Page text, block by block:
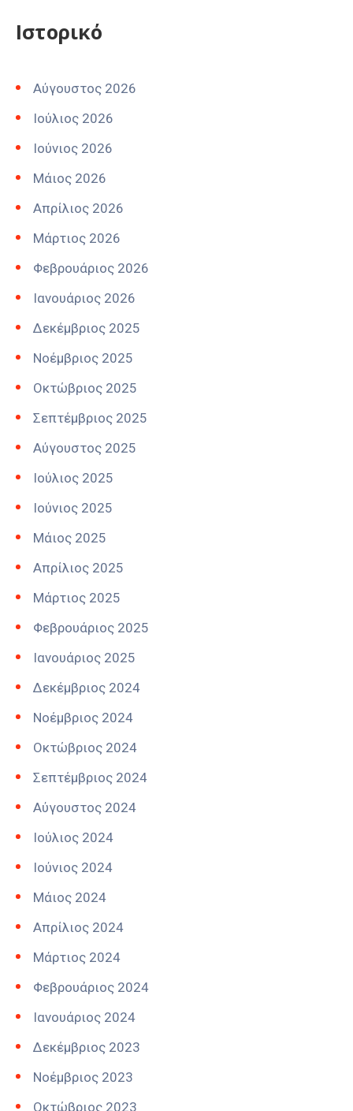
Ιστορικό
Αύγουστος 2026
Ιούλιος 2026
Ιούνιος 2026
Μάιος 2026
Απρίλιος 2026
Μάρτιος 2026
Φεβρουάριος 2026
Ιανουάριος 2026
Δεκέμβριος 2025
Νοέμβριος 2025
Οκτώβριος 2025
Σεπτέμβριος 2025
Αύγουστος 2025
Ιούλιος 2025
Ιούνιος 2025
Μάιος 2025
Απρίλιος 2025
Μάρτιος 2025
Φεβρουάριος 2025
Ιανουάριος 2025
Δεκέμβριος 2024
Νοέμβριος 2024
Οκτώβριος 2024
Σεπτέμβριος 2024
Αύγουστος 2024
Ιούλιος 2024
Ιούνιος 2024
Μάιος 2024
Απρίλιος 2024
Μάρτιος 2024
Φεβρουάριος 2024
Ιανουάριος 2024
Δεκέμβριος 2023
Νοέμβριος 2023
Οκτώβριος 2023